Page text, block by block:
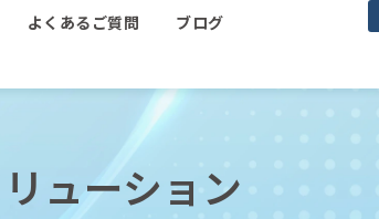
よくあるご質問
ブログ
ューション